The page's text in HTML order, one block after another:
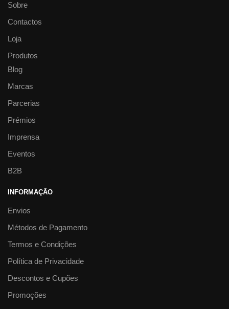
Sobre
Contactos
Loja
Produtos
Blog
Marcas
Parcerias
Prémios
Imprensa
Eventos
B2B
INFORMAÇÃO
Envios
Métodos de Pagamento
Termos e Condições
Política de Privacidade
Descontos e Cupões
Promoções